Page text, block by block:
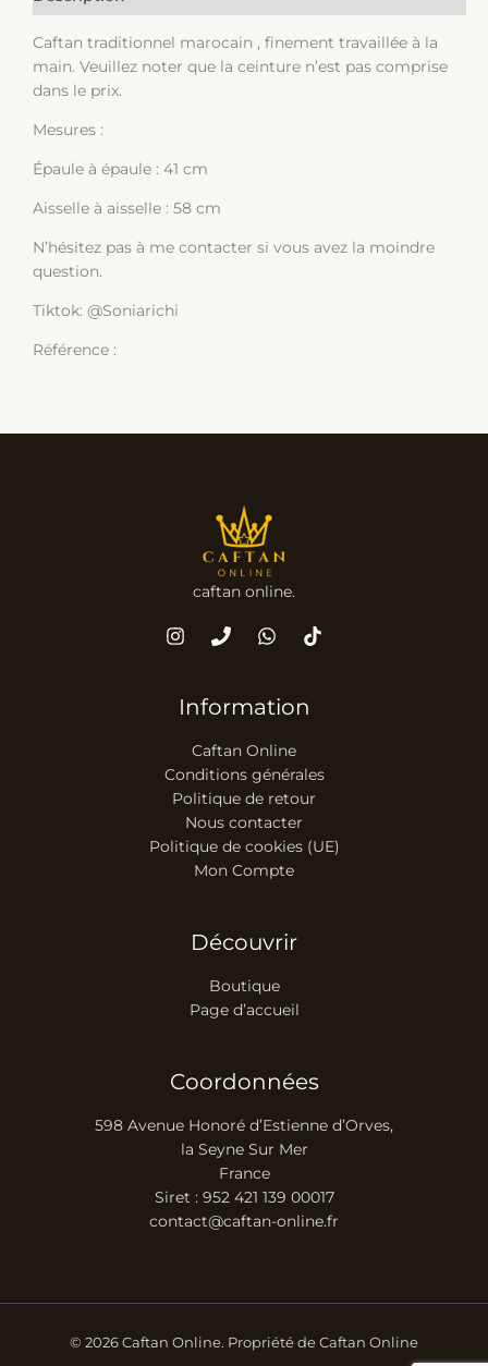
Caftan traditionnel marocain , finement travaillée à la
main. Veuillez noter que la ceinture n’est pas comprise
dans le prix.
Mesures :
Épaule à épaule : 41 cm
Aisselle à aisselle : 58 cm
N’hésitez pas à me contacter si vous avez la moindre
question.
Tiktok: @Soniarichi
Référence :
caftan online.
Information
Caftan Online
Conditions générales
Politique de retour
Nous contacter
Politique de cookies (UE)
Mon Compte
Découvrir
Boutique
Page d’accueil
Coordonnées
598 Avenue Honoré d’Estienne d’Orves,
la Seyne Sur Mer
France
Siret : 952 421 139 00017
contact@caftan-online.fr
© 2026 Caftan Online. Propriété de Caftan Online